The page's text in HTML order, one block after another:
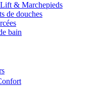
& Marchepieds
de douches
bain